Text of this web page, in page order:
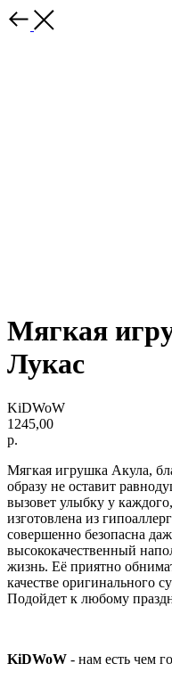
Мягкая
Лукас
KiDWoW
1245,00
р.
Мягкая игрушка Акула,
образу не оставит
вызовет улыбку у
изготовлена из
совершенно безопасна
высококачественный
жизнь. Её приятно
качестве оригинального
Подойдет к любому
KiDWoW - нам есть чем